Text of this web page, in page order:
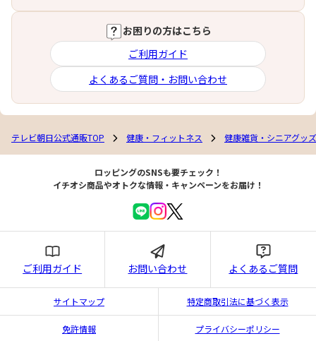
お困りの方はこちら
ご利用ガイド
よくあるご質問・お問い合わせ
テレビ朝日公式通販TOP 健康・フィットネス 健康雑貨・シニアグッ
ロッピングのSNSも要チェック！
イチオシ商品やオトクな情報・キャンペーンをお届け！
ご利用ガイド お問い合わせ よくあるご質問
サイトマップ 特定商取引法に基づく表示
免許情報 プライバシーポリシー